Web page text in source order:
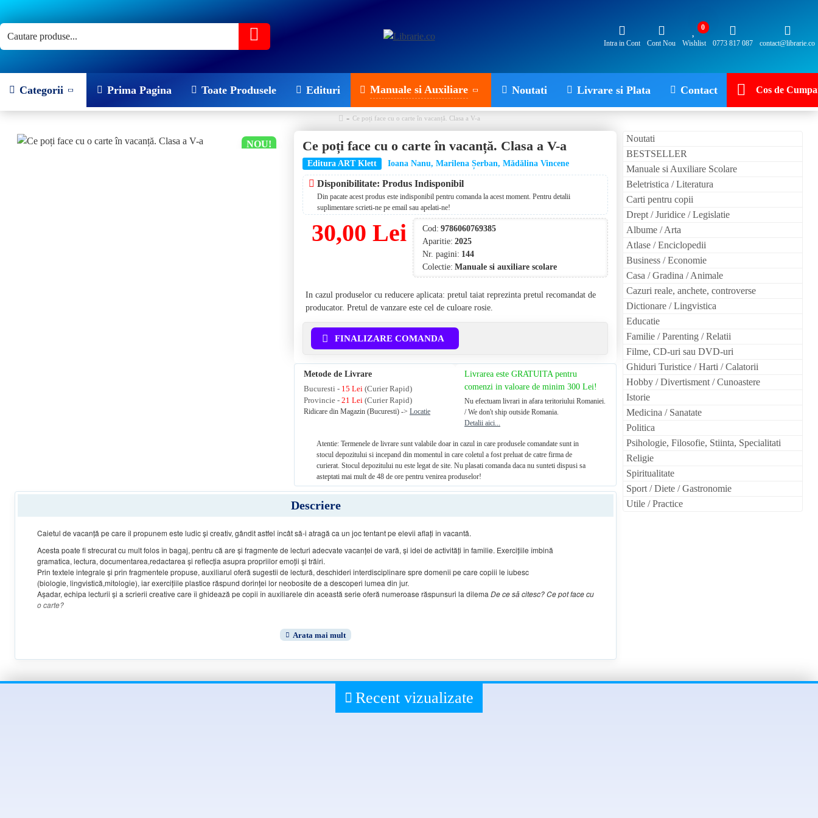
Intra in Cont Cont Nou Wishlist
0
0773 817 087
contact@librarie.co
Categorii Prima Pagina Toate Produsele Edituri Manuale si Auxiliare Noutati Livrare si Plata Contact Cos de
Ce poți face cu o carte în vacanță. Clasa a V-a
NOU! Ce poți face cu o carte în vacanță. Clasa a V-a
Editura ART Klett Ioana Nanu, Marilena Șerban, Mădălina Vincene
Disponibilitate: Produs Indisponibil
Din pacate acest produs este indisponibil pentru comanda la acest moment. Pentru detalii
suplimentare scrieti-ne pe email sau apelati-ne!
30,00 Lei Cod: 9786060769385
Aparitie: 2025
Nr. pagini: 144
Colectie: Manuale si auxiliare scolare
FINALIZARE COMANDA
In cazul produselor cu reducere aplicata: pretul taiat reprezinta pretul recomandat de
producator. Pretul de vanzare este cel de culoare rosie.
Metode de Livrare
Bucuresti - 15 Lei (Curier Rapid)
Provincie -21 Lei (Curier Rapid)
Ridicare din Magazin (Bucuresti) ->Locatie
Livrarea este GRATUITA pentru
comenzi in valoare de minim 300 Lei!
Nu efectuam livrari in afara teritoriului Romaniei.
/ We don't ship outside Romania.
Detalii aici...
Atentie: Termenele de livrare sunt valabile doar in cazul in care produsele comandate sunt in
stocul depozitului si incepand din momentul in care coletul a fost preluat de catre firma de
curierat. Stocul depozitului nu este legat de site. Nu plasati comanda daca nu sunteti dispusi sa
asteptati mai mult de 48 de ore pentru venirea produselor!
Descriere
Caietul de vacanţă pe care îl propunem este ludic şi creativ, gândit astfel încât să-i atragă ca un joctentant pe elevii aflaţi în vacantă.
Acesta poate fistrecurat cu mult folos în bagaj, pentru că are şi fragmente de lecturi adecvate vacanţei de vară, şi idei de activităţi în familie. Exerciţiile îmbină
gramatica, lectura, documentarea,redactarea şi reflecţia asupra propriiloremoţii și trăiri.
Prin textele integrale şi prin fragmentele propuse, auxiliarul oferă sugestii de lectură, deschideri interdisciplinare spre domenii pe care copiii le iubesc
(biologie, lingvistică,mitologie), iar exerciţiile plastice răspund dorinţei lor neobosite de a descoperi lumea din jur.
Aşadar, echipa lecturii şi a scrierii creative care îi ghidează pe copii în auxiliarele din această serie oferă numeroase răspunsuri la dilema De cesăcitesc? Ce potfacecu
ocarte?
Noutati
BESTSELLER
Manuale si Auxiliare Scolare
Beletristica / Literatura
Carti pentru copii
Drept / Juridice / Legislatie
Albume / Arta
Atlase / Enciclopedii
Business / Economie
Casa / Gradina / Animale
Cazuri reale, anchete, controverse
Dictionare / Lingvistica
Educatie
Familie / Parenting / Relatii
Filme, CD-uri sau DVD-uri
Ghiduri Turistice / Harti / Calatorii
Hobby / Divertisment / Cunoastere
Istorie
Medicina / Sanatate
Politica
Psihologie, Filosofie, Stiinta, Specialitati
Religie
Spiritualitate
Sport / Diete / Gastronomie
Utile / Practice
Recent vizualizate